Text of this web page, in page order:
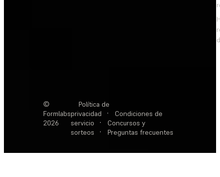
©
Formlabs
2026
Política de
privacidad
·
Condiciones de
servicio
·
Concursos y
sorteos
· Preguntas frecuentes